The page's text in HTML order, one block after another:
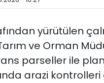
yürütülen
ve Orman
parseller ile
arazi